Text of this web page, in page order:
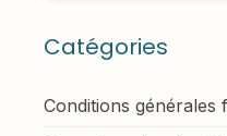
Catégories
Conditions générales